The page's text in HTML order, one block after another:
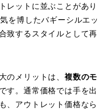
レットに並ぶことがあり
を博したバギーシルエッ
致するスタイルとして再
のメリットは、 複数のモ
す。通常価格では手を出
、アウトレット価格なら